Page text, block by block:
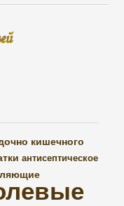
кишечного
антисептическое